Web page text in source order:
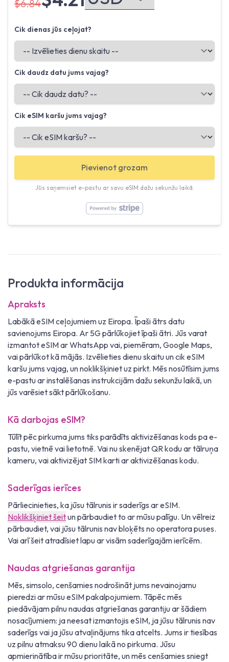
$6.84
Cik dienas jūs ceļojat?
Cik daudz datu jums vajag?
Cik eSIM karšu jums vajag?
Pievienot grozam
Jūs saņemsiet e-pastu ar savu eSIM dažu sekunžu laikā.
Produkta informācija
Apraksts
Labākā eSIM ceļojumiem uz Eiropa. Īpaši ātrs datu
savienojums Eiropa. Ar 5G pārlūkojiet īpaši ātri. Jūs varat
izmantot eSIM ar WhatsApp vai, piemēram, Google Maps,
vai pārlūkot kā mājās. Izvēlieties dienu skaitu un cik eSIM
karšu jums vajag, un noklikšķiniet uz pirkt. Mēs nosūtīsim jums
e-pastu ar instalēšanas instrukcijām dažu sekunžu laikā, un
jūs varēsiet sākt pārlūkošanu.
Kā darbojas eSIM?
Tūlīt pēc pirkuma jums tiks parādīts aktivizēšanas kods pa e-
pastu, vietnē vai lietotnē. Vai nu skenējat QR kodu ar tālruņa
kameru, vai aktivizējat SIM karti ar aktivizēšanas kodu.
Saderīgas ierīces
Pārliecinieties, ka jūsu tālrunis ir saderīgs ar eSIM.
Noklikšķiniet šeitun pārbaudiet to ar mūsu palīgu. Un vēlreiz
pārbaudiet, vai jūsu tālrunis nav bloķēts no operatora puses.
Vai arī šeit atradīsiet lapu ar visām saderīgajām ierīcēm.
Naudas atgriešanas garantija
Mēs, simsolo, cenšamies nodrošināt jums nevainojamu
pieredzi ar mūsu eSIM pakalpojumiem. Tāpēc mēs
piedāvājam pilnu naudas atgriešanas garantiju ar šādiem
nosacījumiem: ja neesat izmantojis eSIM, ja jūsu tālrunis nav
saderīgs vai ja jūsu atvaļinājums tika atcelts. Jums ir tiesības
uz pilnu atmaksu 90 dienu laikā no pirkuma. Jūsu
apmierinātība ir mūsu prioritāte, un mēs cenšamies sniegt